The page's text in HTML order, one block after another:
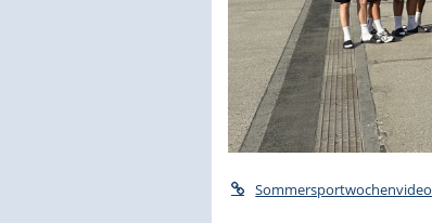
Sommersportwochenvideo